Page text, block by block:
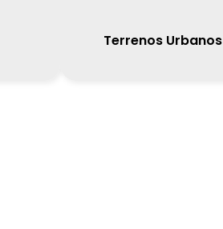
Terrenos Urbanos